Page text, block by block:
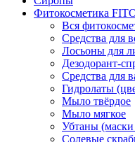
Фитокосметика
Вся
Средства для
Лосьоны для
Дезодорант-
Средства для
Гидролаты
Мыло твёрдое
Мыло мягкое
Убтаны
Солевые